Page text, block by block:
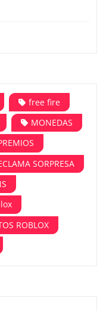
free fire
MONEDAS
SORPRESA
ROBLOX